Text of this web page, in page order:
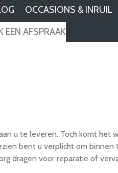
OCCASIONS & INRUIL
EEN AFSPRAAK
u te leveren. Toch komt
bent u verplicht om
dragen voor reparatie of